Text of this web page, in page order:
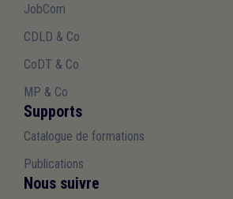
JobCom
CDLD & Co
CoDT & Co
MP & Co
Supports
Catalogue de formations
Publications
Nous suivre